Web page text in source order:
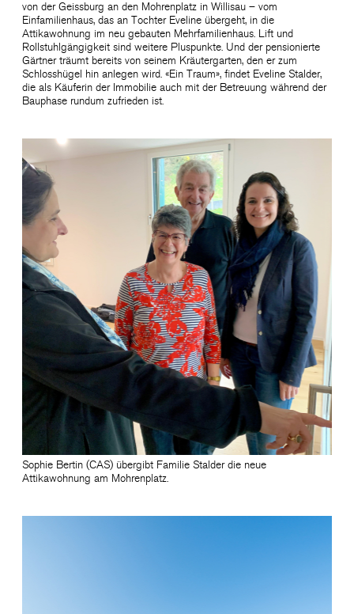
von der Geissburg an den Mohrenplatz in Willisau – vom
Einfamilienhaus, das an Tochter Eveline übergeht, in die
Attikawohnung im neu gebauten Mehrfamilienhaus. Lift und
Rollstuhlgängigkeit sind weitere Pluspunkte. Und der pensionierte
Gärtner träumt bereits von seinem Kräutergarten, den er zum
Schlosshügel hin anlegen wird. «Ein Traum», findet Eveline Stalder,
die als Käuferin der Immobilie auch mit der Betreuung während der
Bauphase rundum zufrieden ist.
Sophie Bertin (CAS) übergibt Familie Stalder die neue
Attikawohnung am Mohrenplatz.